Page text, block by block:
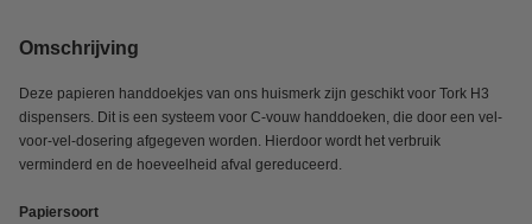
Omschrijving
Deze papieren handdoekjes van ons huismerk zijn geschikt voor Tork H3
dispensers. Dit is een systeem voor C-vouw handdoeken, die door een vel-
voor-vel-dosering afgegeven worden. Hierdoor wordt het verbruik
verminderd en de hoeveelheid afval gereduceerd.
Papiersoort